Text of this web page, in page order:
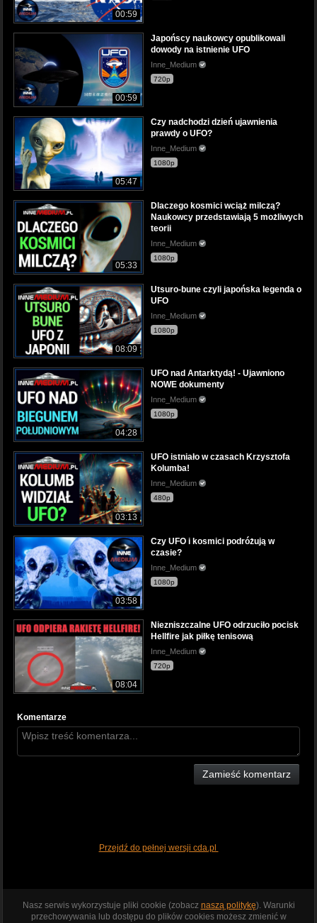
00:59
00:59
Japońscy naukowcy opublikowali
dowody na istnienie UFO
Inne_Medium
720p
05:47
Czy nadchodzi dzień ujawnienia
prawdy o UFO?
Inne_Medium
1080p
05:33
Dlaczego kosmici wciąż milczą?
Naukowcy przedstawiają 5 możliwych
teorii
Inne_Medium
1080p
08:09
Utsuro-bune czyli japońska legenda o
UFO
Inne_Medium
1080p
04:28
UFO nad Antarktydą! - Ujawniono
NOWE dokumenty
Inne_Medium
1080p
03:13
UFO istniało w czasach Krzysztofa
Kolumba!
Inne_Medium
480p
03:58
Czy UFO i kosmici podróżują w
czasie?
Inne_Medium
1080p
08:04
Niezniszczalne UFO odrzuciło pocisk
Hellfire jak piłkę tenisową
Inne_Medium
720p
Komentarze
Zamieść komentarz
Przejdź do pełnej wersji cda.pl
Nasz serwis wykorzystuje pliki cookie (zobacz naszą politykę). Warunki
przechowywania lub dostępu do plików cookies możesz zmienić w